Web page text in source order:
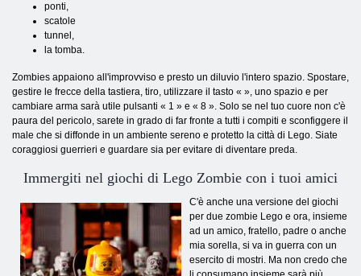
ponti,
scatole
tunnel,
la tomba.
Zombies appaiono all'improvviso e presto un diluvio l'intero spazio. Spostare,
gestire le frecce della tastiera, tiro, utilizzare il tasto « », uno spazio e per
cambiare arma sarà utile pulsanti « 1 » e « 8 ». Solo se nel tuo cuore non c'è
paura del pericolo, sarete in grado di far fronte a tutti i compiti e sconfiggere il
male che si diffonde in un ambiente sereno e protetto la città di Lego. Siate
coraggiosi guerrieri e guardare sia per evitare di diventare preda.
Immergiti nel giochi di Lego Zombie con i tuoi amici
C'è anche una versione del giochi
per due zombie Lego e ora, insieme
ad un amico, fratello, padre o anche
mia sorella, si va in guerra con un
esercito di mostri. Ma non credo che